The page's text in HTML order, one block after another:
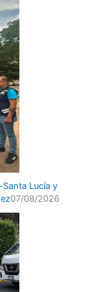
Lucía y
07/08/2026